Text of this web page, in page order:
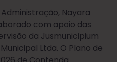
Nayara
com apoio das
da Jusmunicipium
Ltda. O Plano de
de Contenda